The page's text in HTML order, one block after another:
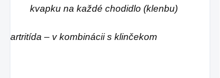
kvapku na každé chodidlo (klenbu)
artritída – v kombinácii s klinčekom